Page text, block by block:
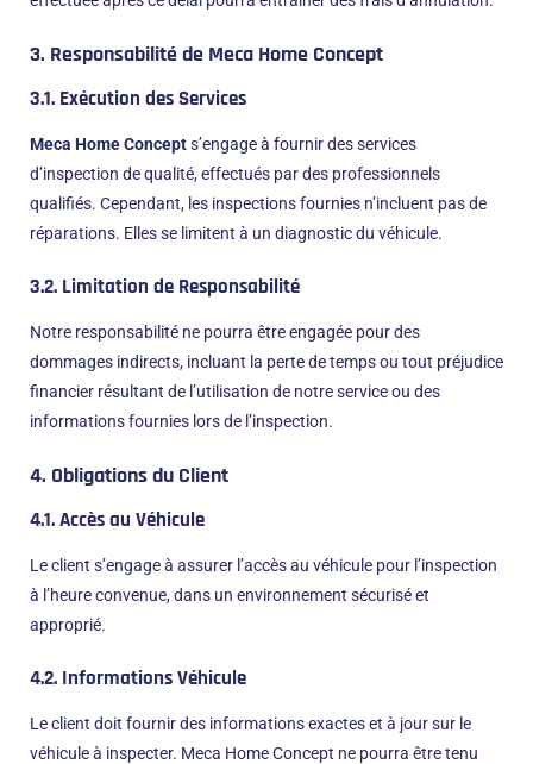
3. Responsabilité de Meca Home Concept
3.1. Exécution des Services
Meca Home Concepts’engage à fournir des services
d’inspection de qualité, effectués par des professionnels
qualifiés. Cependant, les inspections fournies n’incluent pas de
réparations. Elles se limitent à un diagnostic du véhicule.
3.2. Limitation de Responsabilité
Notre responsabilité ne pourra être engagée pour des
dommages indirects, incluant la perte de temps ou tout préjudice
financier résultant de l’utilisation de notre service ou des
informations fournies lors de l’inspection.
4. Obligations du Client
4.1.Accès au Véhicule
Le client s’engage à assurer l’accès au véhicule pour l’inspection
à l’heure convenue, dans un environnement sécurisé et
approprié.
4.2. Informations Véhicule
Le client doit fournir des informations exactes et à jour sur le
véhicule à inspecter. Meca Home Concept ne pourra être tenu